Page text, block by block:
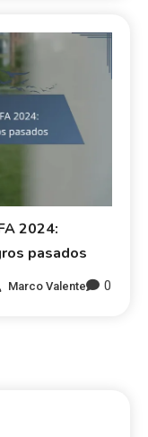
2024:
pasados
Marco Valente 0